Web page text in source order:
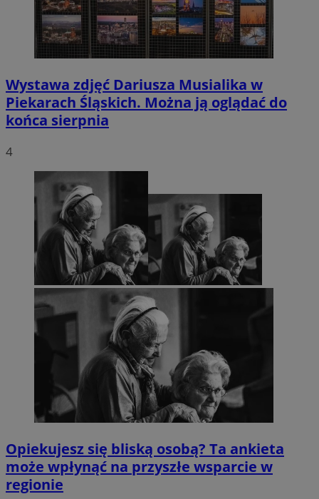
Wystawa zdjęć Dariusza Musialika w
Piekarach Śląskich. Można ją oglądać do
końca sierpnia
4
Opiekujesz się bliską osobą? Ta ankieta
może wpłynąć na przyszłe wsparcie w
regionie